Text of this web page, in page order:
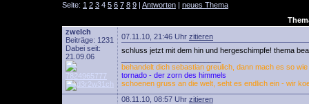
Seite: 1 2 3 4 5 6 7 8 9 | Antworten | neues Thema
zwelch
Beiträge: 1231
Dabei seit:
21.09.06
07.11.10, 21:46 Uhr zitieren
schluss jetzt mit dem hin und hergeschimpfe! thema
behandelt dich sebastian greulich, dann mach es so
tornado - der zorn des himmels
schoenen gruss an die welt, seht es endlich ein - wir
08.11.10, 08:57 Uhr zitieren